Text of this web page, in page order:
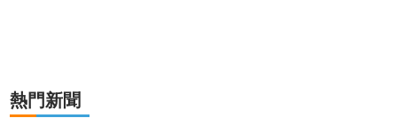
熱門新聞